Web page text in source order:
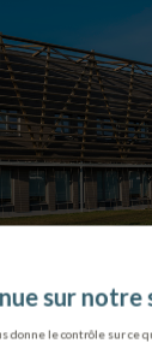
donne le contrôle sur ce